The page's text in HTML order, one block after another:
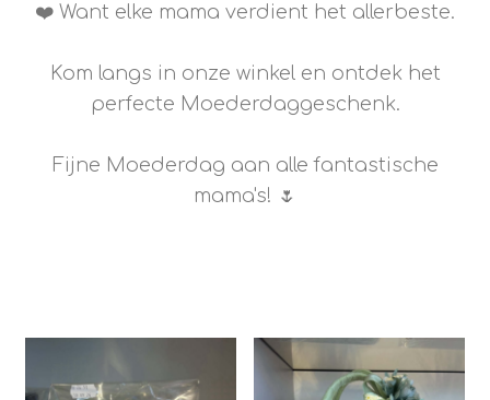
❤️ Want elke mama verdient het allerbeste.
Kom langs in onze winkel en ontdek het
perfecte Moederdaggeschenk.
Fijne Moederdag aan alle fantastische
mama's! 🌷